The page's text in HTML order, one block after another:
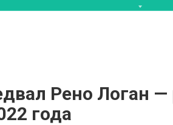
Рено Логан —
года